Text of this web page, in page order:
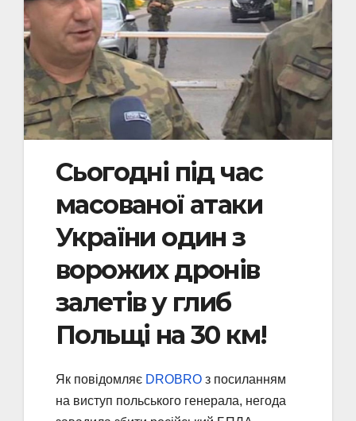
Сьогодні під час
масованої атаки
України один з
ворожих дронів
залетів у глиб
Польщі на 30 км!
Як повідомляє DROBRO з посиланням
на виступ польського генерала, негода